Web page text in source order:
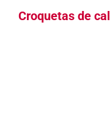
Croquetas de